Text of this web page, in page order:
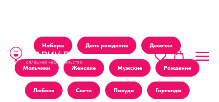
Наборы День рождения Девочки
Мальчики Женские Мужские Рождение
Любовь Свечи Посуда Гирлянды